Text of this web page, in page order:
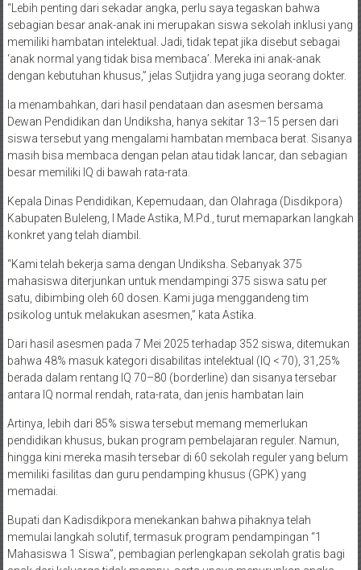
“Lebih penting dari sekadar angka, perlu saya tegaskan bahwa
sebagian besar anak-anak ini merupakan siswa sekolah inklusi yang
memiliki hambatan intelektual. Jadi, tidak tepat jika disebut sebagai
‘anak normal yang tidak bisa membaca’. Mereka ini anak-anak
dengan kebutuhan khusus,” jelas Sutjidra yang juga seorang dokter.
Ia menambahkan, dari hasil pendataan dan asesmen bersama
Dewan Pendidikan dan Undiksha, hanya sekitar 13–15 persen dari
siswa tersebut yang mengalami hambatan membaca berat. Sisanya
masih bisa membaca dengan pelan atau tidak lancar, dan sebagian
besar memiliki IQ di bawah rata-rata.
Kepala Dinas Pendidikan, Kepemudaan, dan Olahraga (Disdikpora)
Kabupaten Buleleng, I Made Astika, M.Pd., turut memaparkan langkah
konkret yang telah diambil.
“Kami telah bekerja sama dengan Undiksha. Sebanyak 375
mahasiswa diterjunkan untuk mendampingi 375 siswa satu per
satu, dibimbing oleh 60 dosen. Kami juga menggandeng tim
psikolog untuk melakukan asesmen,” kata Astika.
Dari hasil asesmen pada 7 Mei 2025 terhadap 352 siswa, ditemukan
bahwa 48% masuk kategori disabilitas intelektual (IQ < 70), 31,25%
berada dalam rentang IQ 70–80 (borderline) dan sisanya tersebar
antara IQ normal rendah, rata-rata, dan jenis hambatan lain
Artinya, lebih dari 85% siswa tersebut memang memerlukan
pendidikan khusus, bukan program pembelajaran reguler. Namun,
hingga kini mereka masih tersebar di 60 sekolah reguler yang belum
memiliki fasilitas dan guru pendamping khusus (GPK) yang
memadai.
Bupati dan Kadisdikpora menekankan bahwa pihaknya telah
memulai langkah solutif, termasuk program pendampingan “1
Mahasiswa 1 Siswa”, pembagian perlengkapan sekolah gratis bagi